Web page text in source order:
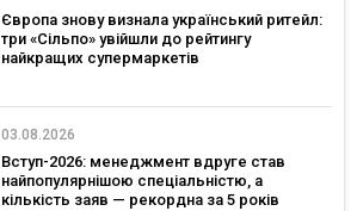
Європа знову визнала український ритейл:
три «Сільпо» увійшли до рейтингу
найкращих супермаркетів
03.08.2026
Вступ-2026: менеджмент вдруге став
найпопулярнішою спеціальністю, а
кількість заяв — рекордна за 5 років